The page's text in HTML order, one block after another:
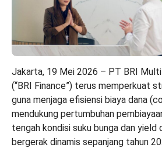
Jakarta, 19 Mei 2026 – PT BRI
(“BRI Finance”) terus memperkuat
guna menjaga efisiensi biaya dana
mendukung pertumbuhan
tengah kondisi suku bunga dan yield
bergerak dinamis sepanjang tahun